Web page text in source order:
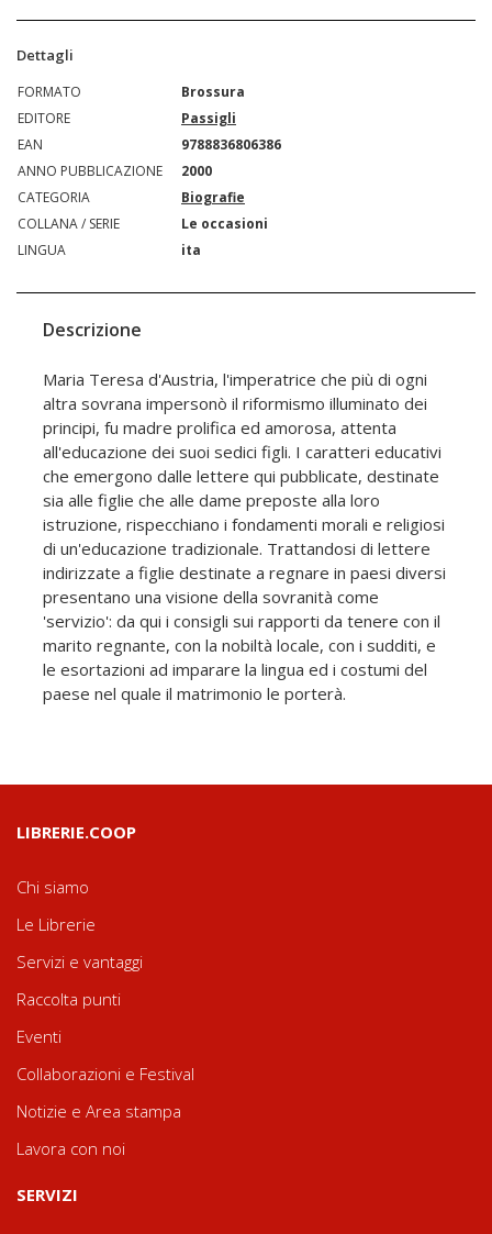
Dettagli
FORMATO
Brossura
EDITORE
Passigli
EAN
9788836806386
ANNO PUBBLICAZIONE
2000
CATEGORIA
Biografie
COLLANA / SERIE
Le occasioni
LINGUA
ita
Descrizione
Maria Teresa d'Austria, l'imperatrice che più di ogni
altra sovrana impersonò il riformismo illuminato dei
principi, fu madre prolifica ed amorosa, attenta
all'educazione dei suoi sedici figli. I caratteri educativi
che emergono dalle lettere qui pubblicate, destinate
sia alle figlie che alle dame preposte alla loro
istruzione, rispecchiano i fondamenti morali e religiosi
di un'educazione tradizionale. Trattandosi di lettere
indirizzate a figlie destinate a regnare in paesi diversi
presentano una visione della sovranità come
'servizio': da qui i consigli sui rapporti da tenere con il
marito regnante, con la nobiltà locale, con i sudditi, e
le esortazioni ad imparare la lingua ed i costumi del
paese nel quale il matrimonio le porterà.
LIBRERIE.COOP
Chi siamo
Le Librerie
Servizi e vantaggi
Raccolta punti
Eventi
Collaborazioni e Festival
Notizie e Area stampa
Lavora con noi
SERVIZI